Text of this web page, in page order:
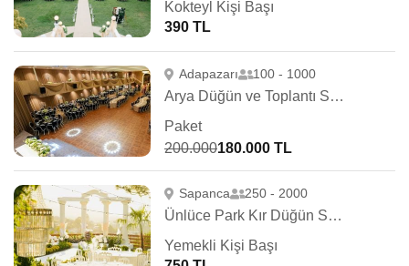
Kokteyl Kişi Başı
390 TL
Adapazarı 100 - 1000
Arya Düğün ve Toplantı Salonu
Paket
200.000180.000 TL
Sapanca 250 - 2000
Ünlüce Park Kır Düğün Salonu
Yemekli Kişi Başı